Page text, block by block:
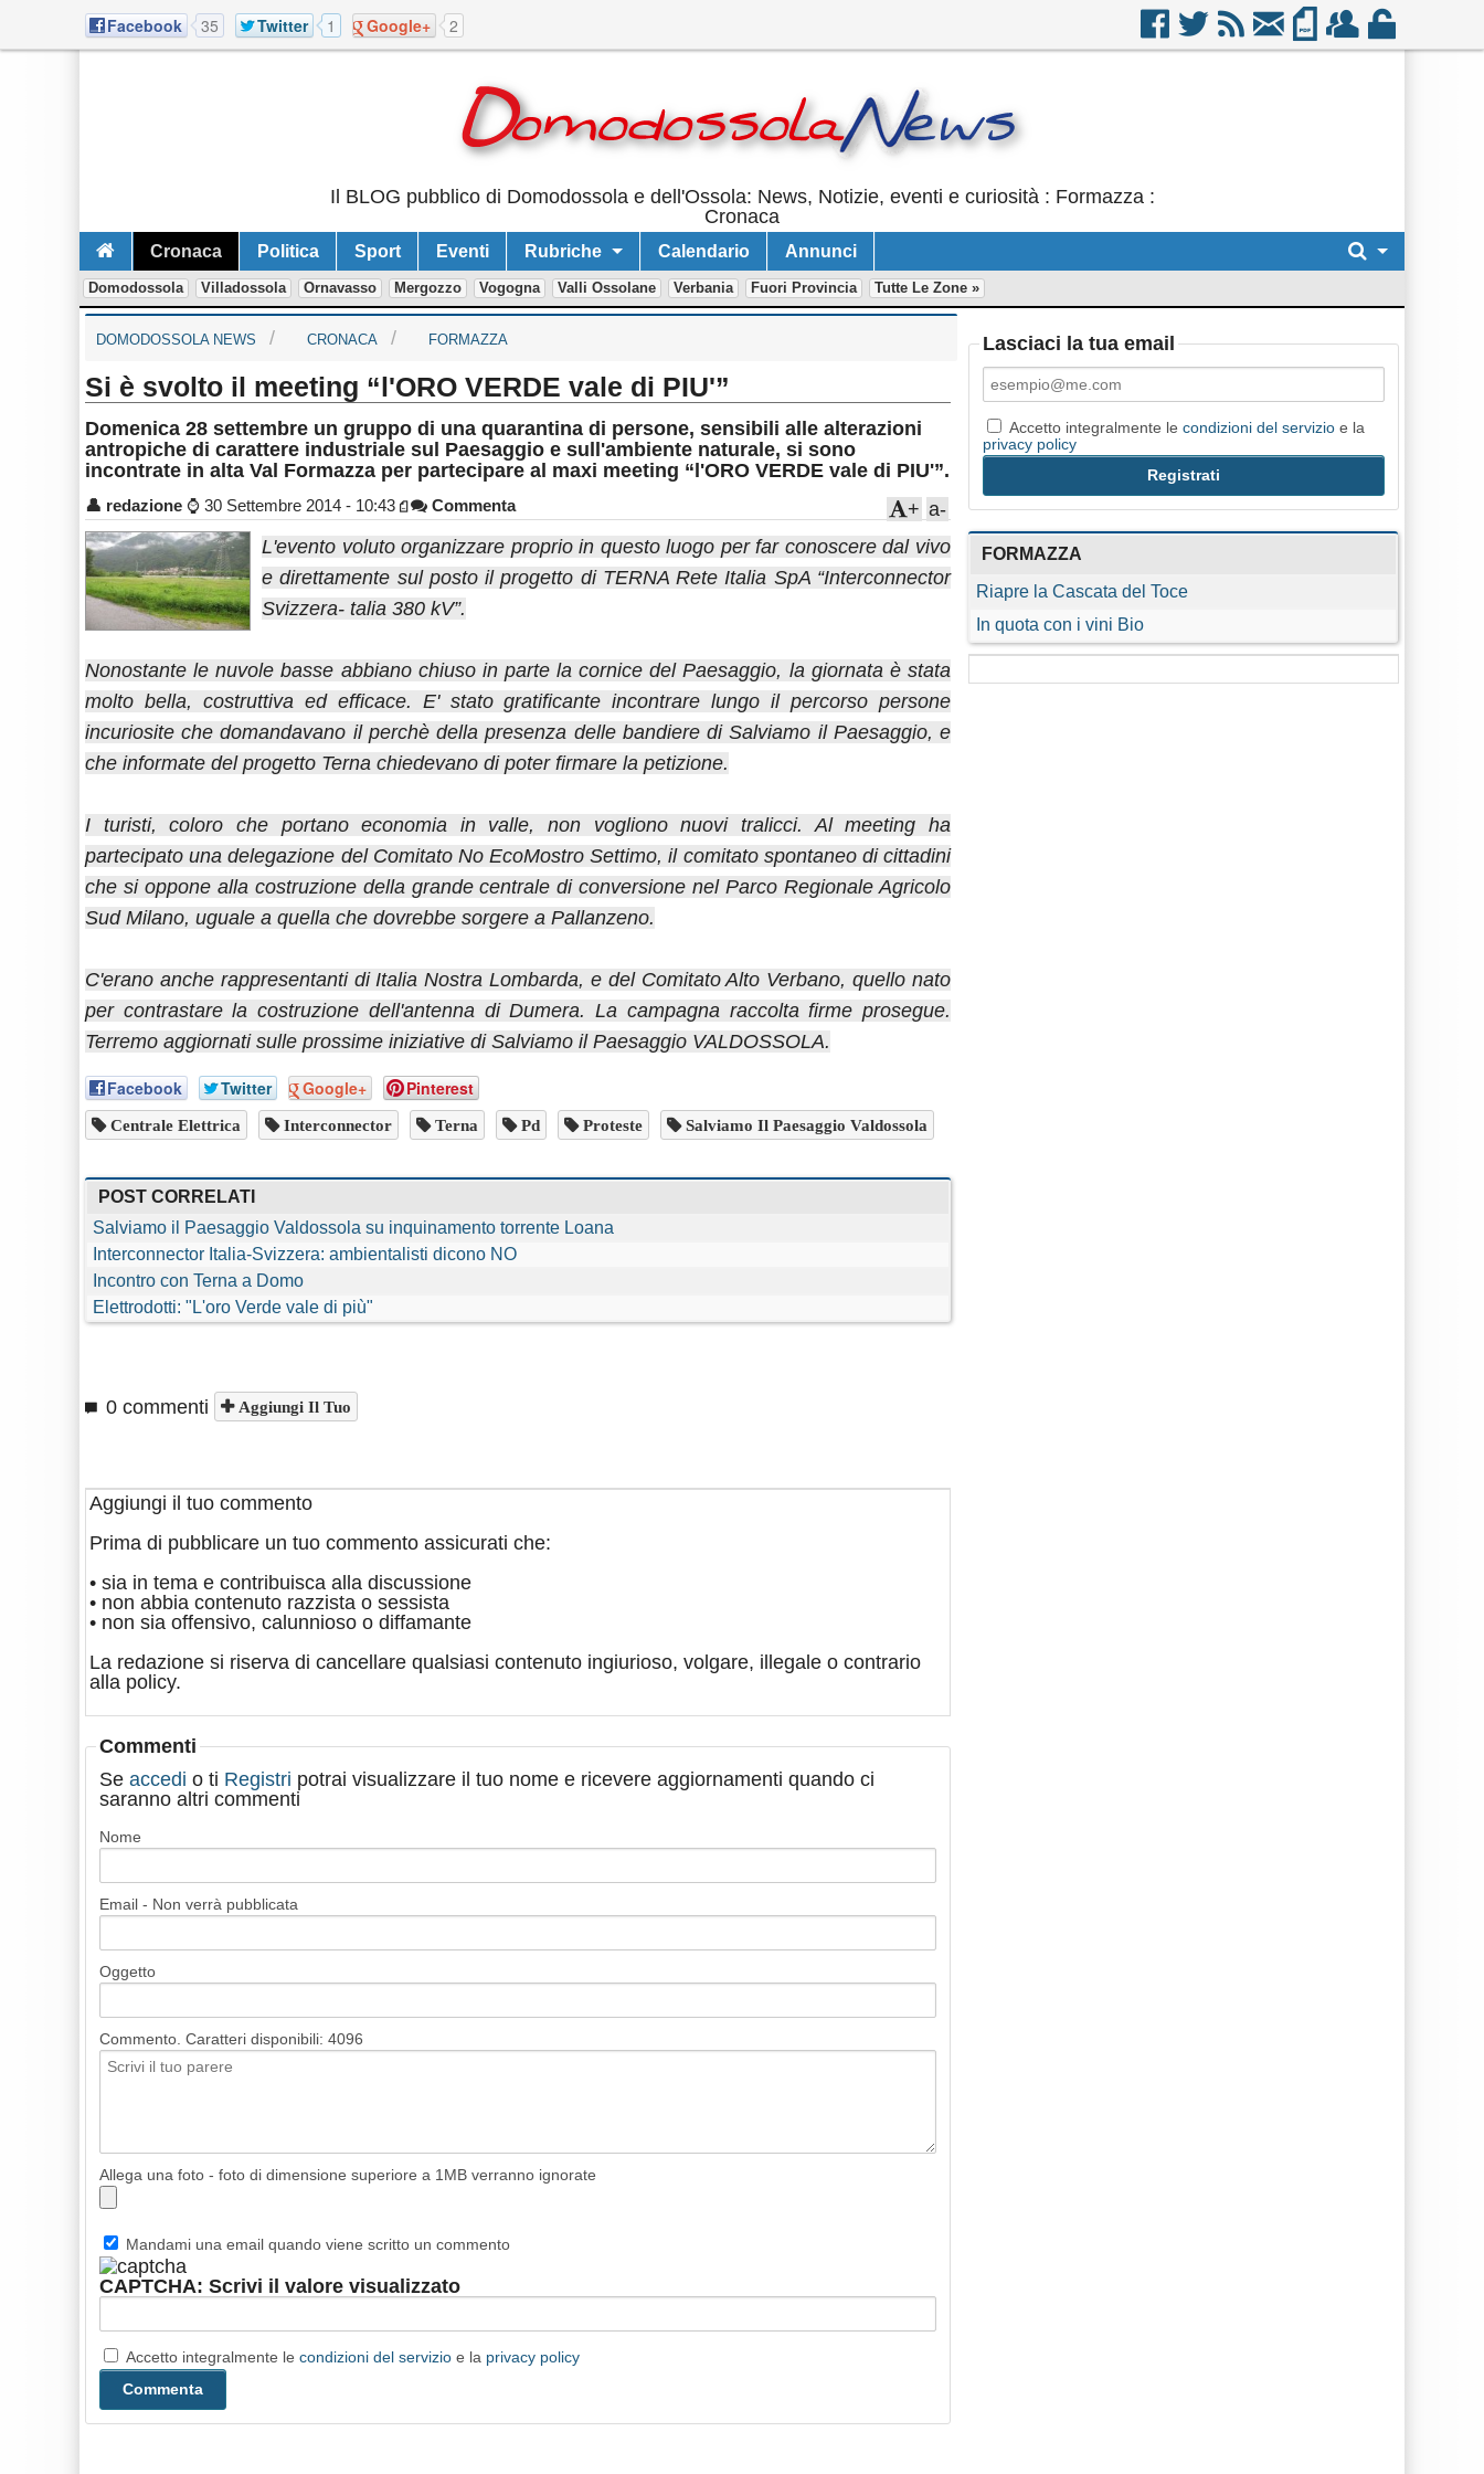
Facebook 35 Twitter 1 Google+ 2
Il BLOG pubblico di Domodossola e dell'Ossola: News, Notizie, eventi e curiosità : Formazza :
Cronaca
Cronaca Politica Sport Eventi Rubriche Calendario Annunci
Domodossola Villadossola Ornavasso Mergozzo Vogogna Valli Ossolane Verbania Fuori Provincia Tutte Le Zone »
DOMODOSSOLA NEWS CRONACA FORMAZZA
Si è svolto il meeting “l'ORO VERDE vale di PIU'”
Domenica 28 settembre un gruppo di una quarantina di persone, sensibili alle alterazioni
antropiche di carattere industriale sul Paesaggio e sull'ambiente naturale, si sono
incontrate in alta Val Formazza per partecipare al maxi meeting “l'ORO VERDE vale di PIU'”.
👤 redazione ⌚ 30 Settembre 2014 - 10:43 Commenta a-
+
L'evento voluto organizzare proprio in questo luogo per far conoscere dal vivo
e direttamente sul posto il progetto di TERNA Rete Italia SpA “Interconnector
Svizzera- talia 380 kV”.
Nonostante le nuvole basse abbiano chiuso in parte la cornice del Paesaggio, la giornata è stata
molto bella, costruttiva ed efficace. E' stato gratificante incontrare lungo il percorso persone
incuriosite che domandavano il perchè della presenza delle bandiere di Salviamo il Paesaggio, e
che informate del progetto Terna chiedevano di poter firmare la petizione.
I turisti, coloro che portano economia in valle, non vogliono nuovi tralicci. Al meeting ha
partecipato una delegazione del Comitato No EcoMostro Settimo, il comitato spontaneo di cittadini
che si oppone alla costruzione della grande centrale di conversione nel Parco Regionale Agricolo
Sud Milano, uguale a quella che dovrebbe sorgere a Pallanzeno.
C'erano anche rappresentanti di Italia Nostra Lombarda, e del Comitato Alto Verbano, quello nato
per contrastare la costruzione dell'antenna di Dumera. La campagna raccolta firme prosegue.
Terremo aggiornati sulle prossime iniziative di Salviamo il Paesaggio VALDOSSOLA.
Facebook Twitter Google+ Pinterest
Centrale Elettrica Interconnector Terna Pd Proteste Salviamo Il Paesaggio Valdossola
POST CORRELATI
Salviamo il Paesaggio Valdossola su inquinamento torrente Loana
Interconnector Italia-Svizzera: ambientalisti dicono NO
Incontro con Terna a Domo
Elettrodotti: "L'oro Verde vale di più"
0 commenti Aggiungi Il Tuo
Aggiungi il tuo commento
Prima di pubblicare un tuo commento assicurati che:
• sia in tema e contribuisca alla discussione
• non abbia contenuto razzista o sessista
• non sia offensivo, calunnioso o diffamante
La redazione si riserva di cancellare qualsiasi contenuto ingiurioso, volgare, illegale o contrario
alla policy.
Commenti
Se accedi o ti Registri potrai visualizzare il tuo nome e ricevere aggiornamenti quando ci
saranno altri commenti
Nome
Email - Non verrà pubblicata
Oggetto
Commento. Caratteri disponibili: 4096
Allega una foto - foto di dimensione superiore a 1MB verranno ignorate
Mandami una email quando viene scritto un commento
CAPTCHA: Scrivi il valore visualizzato
Accetto integralmente le condizioni del servizio e la privacy policy
Lasciaci la tua email
Accetto integralmente lecondizioni del servizio e la
privacy policy
FORMAZZA
Riapre la Cascata del Toce
In quota con i vini Bio